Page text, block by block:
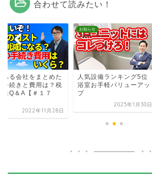
合わせて読みたい！
ある会社をまとめた
手続きと費用は？税
談Q＆A【＃１７
2022年11月28日
お知らせ
人気設備ランキング5位
浴室お手軽バリューアッ
プ
2025年1月30日